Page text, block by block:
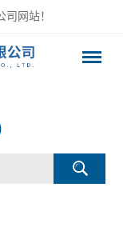
网站！